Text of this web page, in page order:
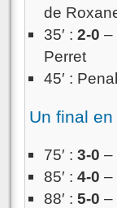
de
35′ : 2-0 –
Perret
45′ :
Un final
75′ : 3-0 –
85′ : 4-0 –
88′ : 5-0 –